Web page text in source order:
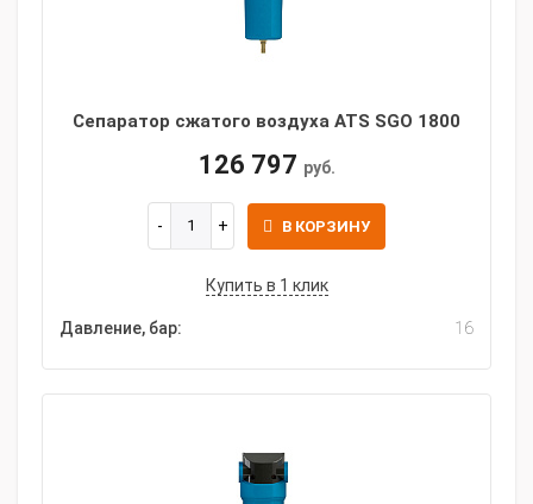
Сепаратор сжатого воздуха ATS SGO 1800
126 797 руб.
В КОРЗИНУ
Купить в 1 клик
Давление, бар: 16